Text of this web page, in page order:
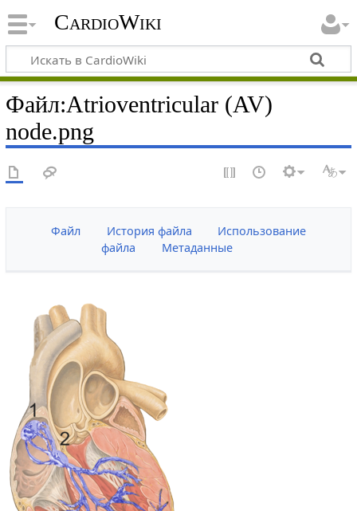
CardioWiki
Файл:Atrioventricular (AV)
node.png
Файл История файла
Использование
файла
Метаданные